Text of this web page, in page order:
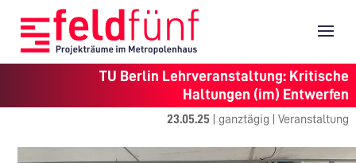
TU Berlin Lehrveranstaltung: Kritische
Haltungen (im) Entwerfen
23.05.25 ganztägig |Veranstaltung